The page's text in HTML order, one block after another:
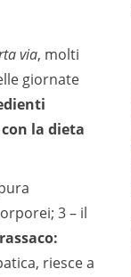
via, molti
giornate
la dieta
3 – il
riesce a